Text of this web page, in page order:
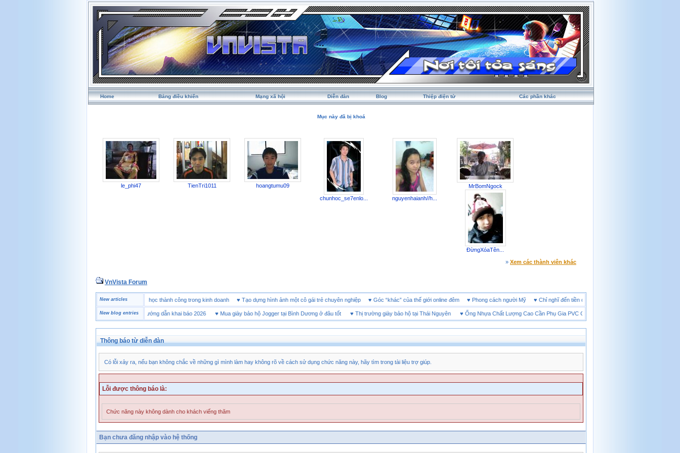
Home Bảng điều khiển Mạng xã hội Diễn đàn Blog Thiệp điện tử Các phần khác
Mục này đã bị khoá
le_phi47 TienTri1011 hoangtumu09
chunhoc_se7enlo... nguyenhaianh//h...
MrBomNgock
ĐừngXóaTên...
» Xem các thành viên khác
VnVista Forum
New articles
Một số câu hỏi phỏng vấn “đặc biệt” của Microsoft 4 bài học thành công trong kinh doanh ♥Tạo dựng hình ảnh một cô gái trẻ chuyên nghiệp ♥ Góc “khác” của thế giới online đêm ♥Phong cách người Mỹ ♥Chỉ nghĩ đến tiền cũng làm người ta ích kỷ
New blog entries
Tờ khai hải quan là gì? Hướng dẫn khai báo 2026♥ Mua giày bảo hộ Jogger tại Bình Dương ở đâu tốt♥ Thị trường giày bảo hộ tại Thái Nguyên♥ Ống Nhựa Chất Lượng Cao Cần Phụ Gia PVC Gì?♥
Thông báo từ diễn đàn
Có lỗi xảy ra, nếu bạn không chắc về những gì mình làm hay không rõ về cách sử dụng chức năng này, hãy tìm trong tài liệu trợ giúp.
Lỗi được thông báo là:
Chức năng này không dành cho khách viếng thăm
Bạn chưa đăng nhập vào hệ thống